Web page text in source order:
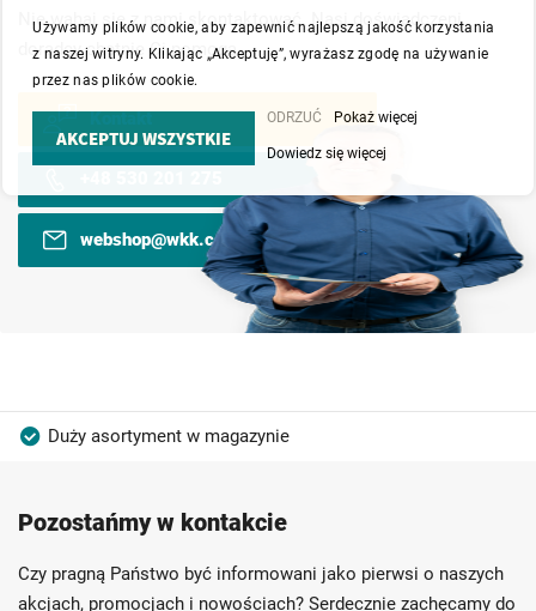
Nie wahaj się z nami skontaktować. Nasi doświadczeni
doradcy chętnie Ci pomogą.
Kontakt
webshop@wkk.com.pl
Duży asortyment w magazynie
Szybka dostawa
Indywidualni doradcy
Ponad 40 lat doświadczenia
Możliwość własnego etykietowania
Pozostańmy w kontakcie
Czy pragną Państwo być informowani jako pierwsi o naszych
akcjach, promocjach i nowościach? Serdecznie zachęcamy do
Używamy plików cookie, aby zapewnić najlepszą jakość korzystania
z naszej witryny. Klikając „Akceptuję”, wyrażasz zgodę na używanie
przez nas plików cookie.
AKCEPTUJ WSZYSTKIE
ODRZUĆ Pokaż więcej
Dowiedz się więcej